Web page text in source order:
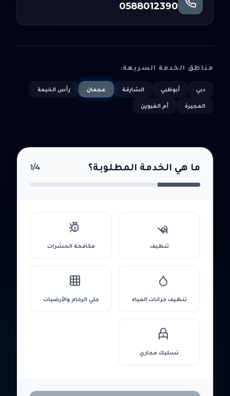
0588012390
مناطق الخدمة السريعة:
دبي أبوظبي الشارقة عجمان رأس الخيمة
الفجيرة أم القيوين
ما هي الخدمة المطلوبة؟ 1/4
تنظيف مكافحة الحشرات
تنظيف خزانات المياه جلي الرخام والأرضيات
تسليك مجاري